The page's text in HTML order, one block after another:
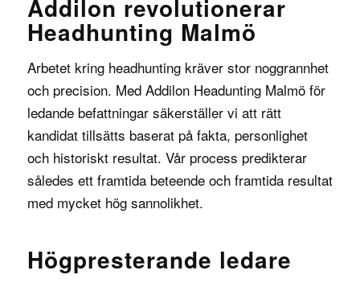
Addilon revolutionerar
Headhunting Malmö
Arbetet kring headhunting kräver stor noggrannhet
och precision. Med Addilon Headunting Malmö för
ledande befattningar säkerställer vi att rätt
kandidat tillsätts baserat på fakta, personlighet
och historiskt resultat. Vår process predikterar
således ett framtida beteende och framtida resultat
med mycket hög sannolikhet.
Högpresterande ledare